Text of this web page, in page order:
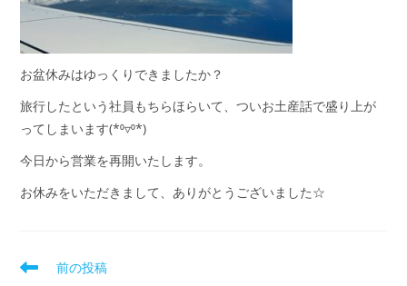
お盆休みはゆっくりできましたか？
旅行したという社員もちらほらいて、ついお土産話で盛り上が
ってしまいます(*⁰▿⁰*)
今日から営業を再開いたします。
お休みをいただきまして、ありがとうございました☆
前の投稿